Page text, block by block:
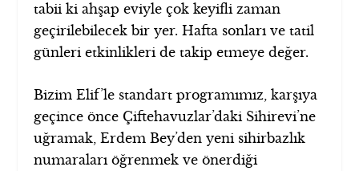
tabii ki ahşap eviyle çok keyifli zaman
geçirilebilecek bir yer. Hafta sonları ve tatil
günleri etkinlikleri de takip etmeye değer.
Bizim Elif’le standart programımız, karşıya
geçince önce Çiftehavuzlar’daki Sihirevi’ne
uğramak, Erdem Bey’den yeni sihirbazlık
numaraları öğrenmek ve önerdiği